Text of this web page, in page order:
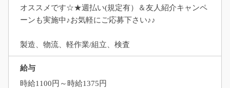
オススメです☆★週払い(規定有）＆友人紹介キャンペ
ーンも実施中♪お気軽にご応募下さい♪♪
製造、物流、軽作業/組立、検査
給与
時給1100円～時給1375円